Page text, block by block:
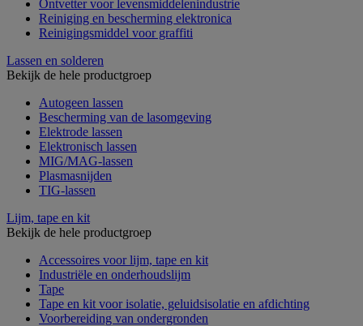
Ontvetter voor levensmiddelenindustrie
Reiniging en bescherming elektronica
Reinigingsmiddel voor graffiti
Lassen en solderen
Bekijk de hele productgroep
Autogeen lassen
Bescherming van de lasomgeving
Elektrode lassen
Elektronisch lassen
MIG/MAG-lassen
Plasmasnijden
TIG-lassen
Lijm, tape en kit
Bekijk de hele productgroep
Accessoires voor lijm, tape en kit
Industriële en onderhoudslijm
Tape
Tape en kit voor isolatie, geluidsisolatie en afdichting
Voorbereiding van ondergronden